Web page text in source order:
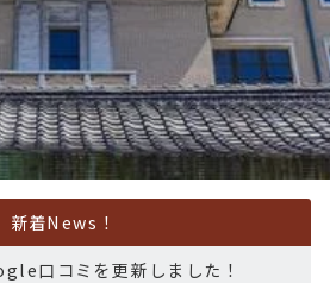
新着News！
口コミを更新しました！